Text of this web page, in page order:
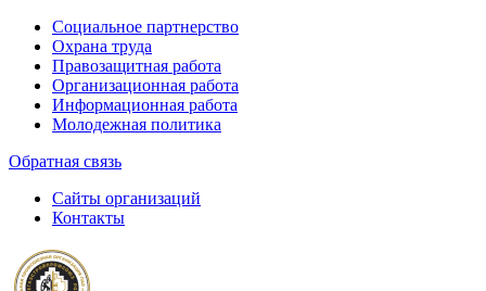
Социальное партнерство
Охрана труда
Правозащитная работа
Организационная работа
Информационная работа
Молодежная политика
Обратная связь
Сайты организаций
Контакты